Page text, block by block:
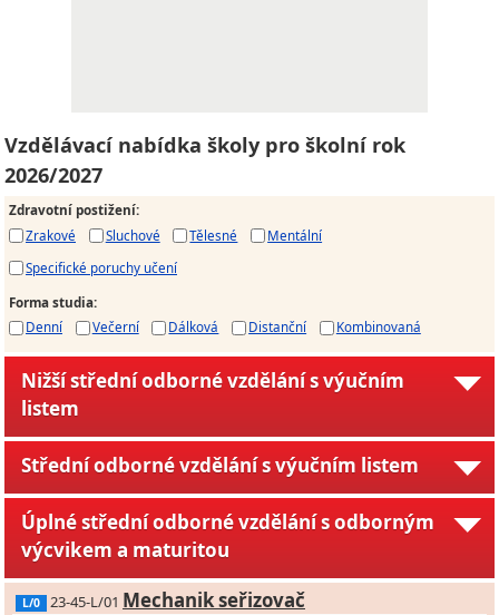
Vzdělávací nabídka školy pro školní rok
2026/2027
Zdravotní postižení:
Zrakové
Sluchové Tělesné
Mentální
Specifické poruchy učení
Forma studia:
Denní
Večerní Dálková Distanční Kombinovaná
Nižší střední odborné vzdělání s výučním
listem
Střední odborné vzdělání s výučním listem
Úplné střední odborné vzdělání s odborným
výcvikem a maturitou
L/0 23-45-L/01 Mechanik seřizovač